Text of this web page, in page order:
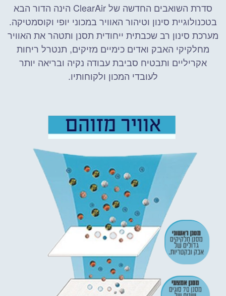
סדרת השואבים החדשה של ClearAir הינה הדור הבא
בטכנולוגיית סינון וטיהור האוויר במכוני יופי וקוסמטיקה.
מערכת סינון רב שכבתית ייחודית תסנן ותטהר את האוויר
מחלקיקי האבק ואדים כימיים מזיקים, תנטרל ריחות
אקריליים ותבטיח סביבת עבודה נקיה ובריאה יותר
לעובדי המכון ולקוחותיו.